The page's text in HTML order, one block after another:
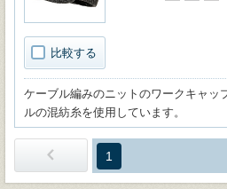
比較する
ケーブル編みのニットのワークキャッ
ルの混紡糸を使用しています。
1